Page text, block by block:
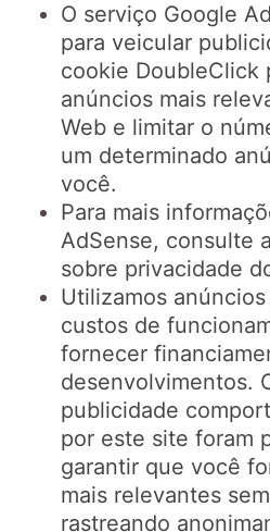
O serviço Google
para veicular
cookie DoubleClick
anúncios mais
Web e limitar o
um determinado
você.
Para mais
AdSense, consulte
sobre privacidade
Utilizamos
custos de
fornecer
desenvolvimentos.
publicidade
por este site foram
garantir que você
mais relevantes
rastreando